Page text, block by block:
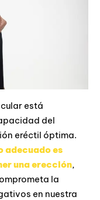
está
del
eréctil óptima.
adecuado es
una erección,
la
en nuestra